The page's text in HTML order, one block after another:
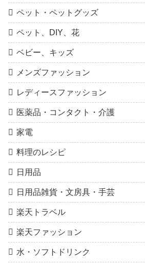
ペット・ペットグッズ
ペット、DIY、花
ベビー、キッズ
メンズファッション
レディースファッション
医薬品・コンタクト・介護
家電
料理のレシピ
日用品
日用品雑貨・文房具・手芸
楽天トラベル
楽天ファッション
水・ソフトドリンク